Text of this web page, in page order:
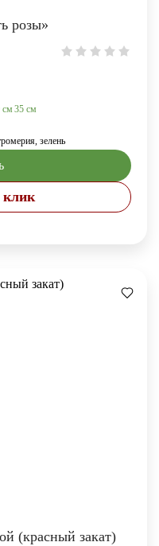
розы»
см 35 см
зелень
(красный закат)